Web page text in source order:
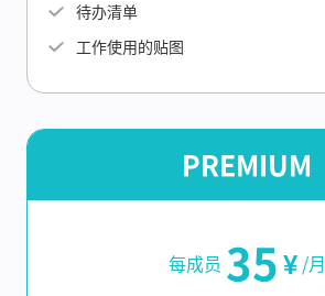
待办清单
工作使用的贴图
PREMIUM
每成员 35¥ /月